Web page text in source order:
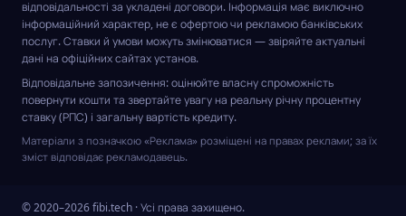
відповідальності за укладені договори. Інформація має виключно
інформаційний характер, не є офертою чи рекламою банківських
послуг. Ставки й умови можуть змінюватися — звіряйте актуальні
дані на офіційних сайтах установ.
Відповідальне запозичення: оцінюйте власну спроможність
повернути кошти та звертайте увагу на реальну річну процентну
ставку (РПС) і загальну вартість кредиту.
Матеріали з позначкою «Реклама» розміщені на правах реклами; за їх
зміст відповідає рекламодавець.
© 2020–2026 fibi.tech · Усі права захищено.